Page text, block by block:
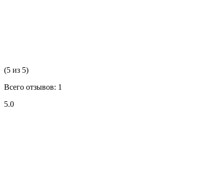
(5 из 5)
Всего отзывов: 1
5.0